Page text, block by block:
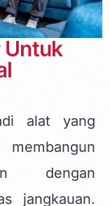
Untuk
alat yang
dengan
jangkauan.